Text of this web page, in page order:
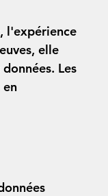
l'expérience
elle
Les